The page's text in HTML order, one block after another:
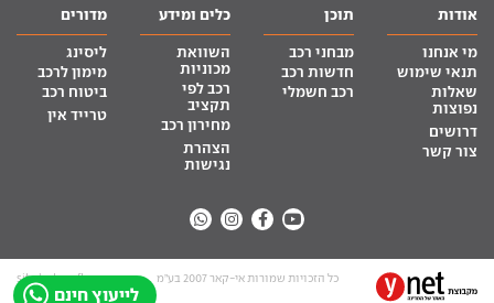
לייעוץ חינם
אודות
מי אנחנו
תנאי שימוש
שאלות
נפוצות
דרושים
צור קשר
תוכן
מבחני רכב
חדשות רכב
רכב חשמלי
כלים ומידע
השוואת
מכוניות
רכב לפי
תקציב
מחירון רכב
הצהרת
נגישות
מדורים
ליסינג
מימון לרכב
ביטוח רכב
טרייד אין
כל הזכויות שמורות אי-קאר 2007 בע”מ site by tq.soft